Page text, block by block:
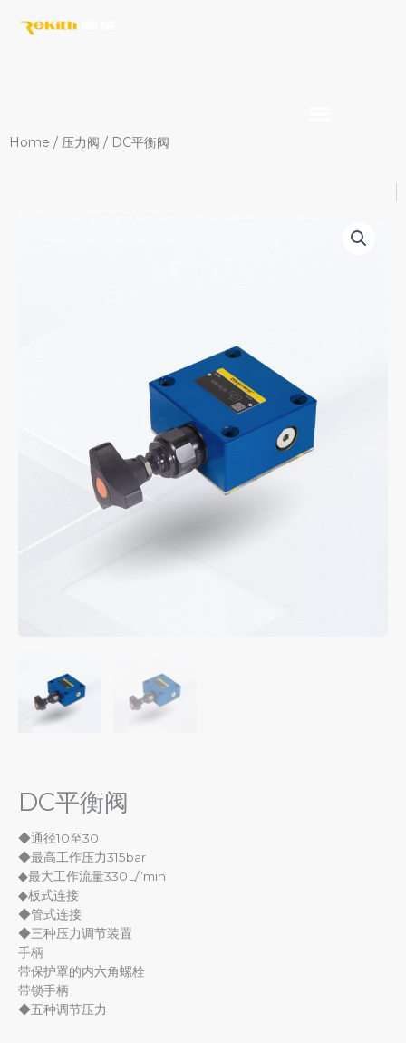
Home / 压力阀 / DC平衡阀
DC平衡阀
◆通径10至30
◆最高工作压力315bar
◆最大工作流量330L/’min
◆板式连接
◆管式连接
◆三种压力调节装置
手柄
带保护罩的内六角螺栓
带锁手柄
◆五种调节压力